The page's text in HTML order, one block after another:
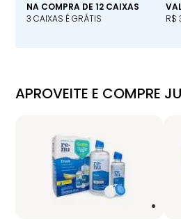
NA COMPRA DE 12 CAIXAS
3 CAIXAS É GRÁTIS
R$
APROVEITE E COMPRE